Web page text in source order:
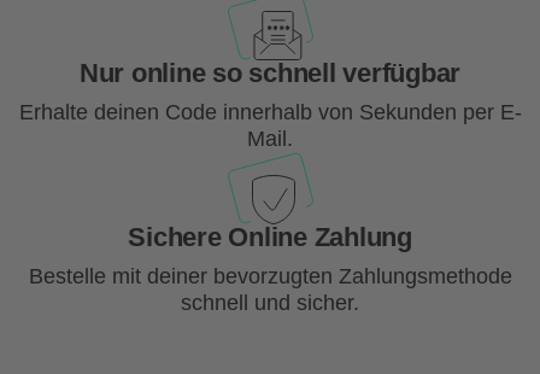
Nur online so schnell verfügbar
Erhalte deinen Code innerhalb von Sekunden per E-
Mail.
Sichere Online Zahlung
Bestelle mit deiner bevorzugten Zahlungsmethode
schnell und sicher.